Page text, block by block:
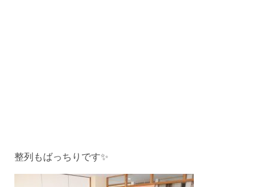
整列もばっちりです✨